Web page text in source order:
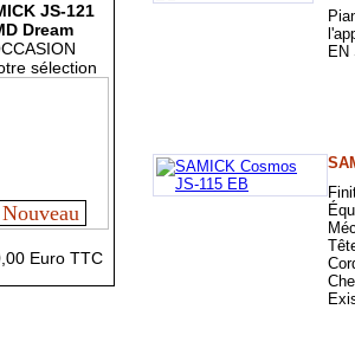
JS-121
Dream
Nouveau
Euro TTC
EN